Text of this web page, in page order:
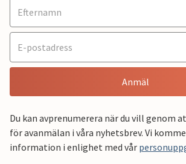
Anmäl
Du kan avprenumerera när du vill genom
för avanmälan i våra nyhetsbrev. Vi
information i enlighet med vår